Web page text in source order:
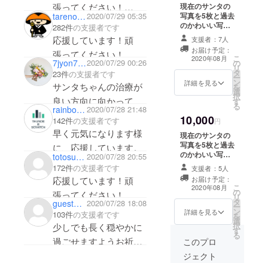
張ってください！
リターンは要りません
(^^)
経過報告のみで大丈夫
なので。
頑張りましょう！
tarenoumi2020/07/29 05:35
282件の支援者です
応援しています！頑
張ってください！
7jyon7aaa2020/07/29 00:26
23件の支援者です
サンタちゃんの治療が
良い方向に向かってい
て本当に嬉しいです。
微力ながら少し支援さ
せていただければ幸い
です。サンタちゃんが
元気になって完治する
ことを心から願ってい
ます☆
rainbowonstage 2020/07/28 21:48
142件の支援者です
早く元気になります様
に、応援しています。
totosu225 2020/07/28 20:55
172件の支援者です
応援しています！頑
張ってください！
guest892425db8904 2020/07/28 18:08
103件の支援者です
少しでも長く穏やかに
過ごせますようお祈り
現在のサンタの
写真を5枚と過去
のかわいい写真2
枚と動画1本
（15秒~30秒）
と感謝と現在の
状況を手書きで
写真にてお送り
します。 治療を
す。
支援者：7人
お届け予定：
2020年08月
詳細を見る
こ
の
リ
タ
ー
ン
を
選
択
す
る
10,000円
現在のサンタの
写真を5枚と過去
のかわいい写真5
枚と動画1本
（15秒~30秒）
と感謝と現在の
状況を手書きで
写真にてお送り
します。 治療を
記載いたしま
す。
支援者：5人
お届け予定：
2020年08月
詳細を見る
こ
の
リ
タ
ー
ン
を
選
択
す
る
このプロ
ジェクト